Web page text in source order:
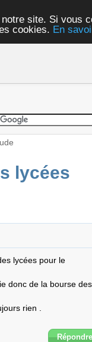
site. Si vous
cookies. En
lycées
lycées pour le
donc de la bourse des
rien .
Répondre